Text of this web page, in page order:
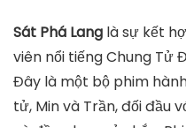
Sát Phá Lang là sự kết
viên nổi tiếng Chung Tử
Đây là một bộ phim
tử, Min và Trần, đối đầu